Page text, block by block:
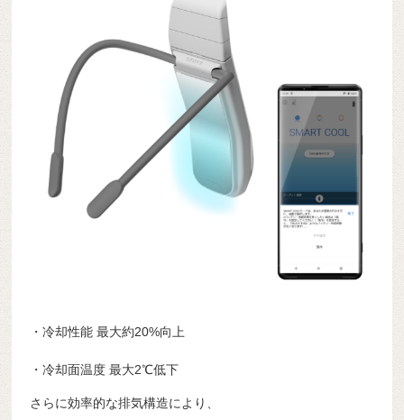
・冷却性能 最大約20%向上
・冷却面温度 最大2℃低下
さらに効率的な排気構造により、